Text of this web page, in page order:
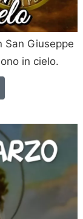
San Giuseppe
in cielo.